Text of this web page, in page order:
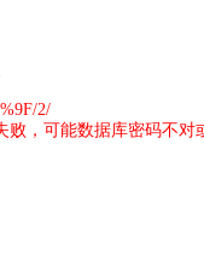
2/
败，可能数据库密码不对